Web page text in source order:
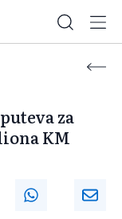
za
KM